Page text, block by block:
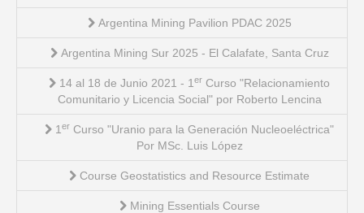
Argentina Mining Pavilion PDAC 2025
Argentina Mining Sur 2025 - El Calafate, Santa Cruz
14 al 18 de Junio 2021 - 1 er Curso "Relacionamiento
Comunitario y Licencia Social" por Roberto Lencina
1 er Curso "Uranio para la Generación Nucleoeléctrica"
Por MSc. Luis López
Course Geostatistics and Resource Estimate
Mining Essentials Course